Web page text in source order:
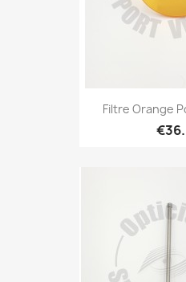
Filtre Orange